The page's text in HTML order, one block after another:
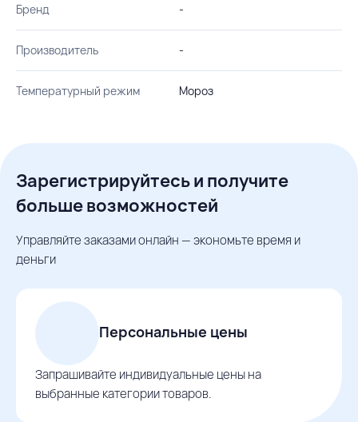
Бренд -
Производитель -
Температурный режим Мороз
Зарегистрируйтесь и получите
больше возможностей
Управляйте заказами онлайн — экономьте время и
деньги
Персональные цены
Запрашивайте индивидуальные цены на
выбранные категории товаров.